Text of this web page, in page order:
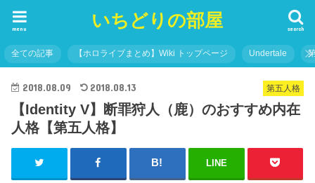
いちどりの部屋 search
menu
全ての記事 【ホロライブまとめ】Wiki トップページ Undertale
第五人格
2018.08.09 2018.08.13
【Identity V】断罪狩人（鹿）のおすすめ内在
人格【第五人格】
LINE